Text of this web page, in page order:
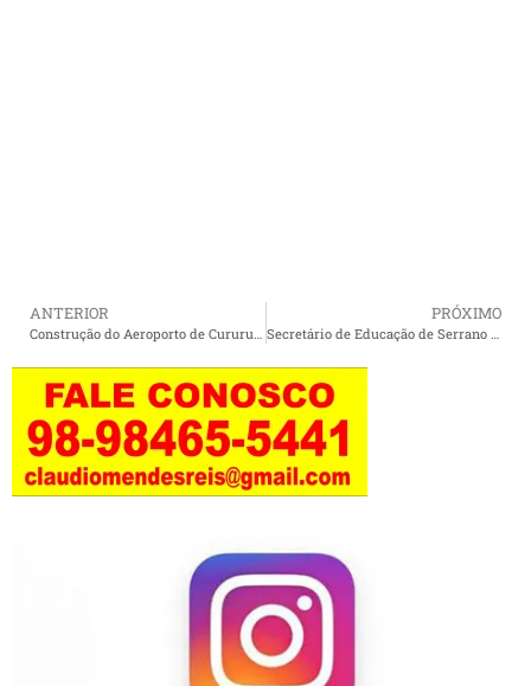
ANTERIOR
Construção do Aeroporto de Cururupu é discutida com o secretário estadual Edinaldo Neves
PRÓXIMO
Secretário de Educação de Serrano do Maranhão destaca desafios e metas para o setor educacional.